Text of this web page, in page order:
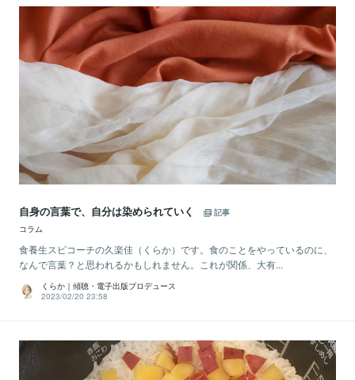
自身の言葉で、自分は染められていく
記事
コラム
食養生スピコーチの久楽佳（くらか）です。食のことをやっているのに、
なんで言葉？と思われるかもしれません。これが関係、大有...
くらか｜傾聴・電子出版プロデュース
2023/02/20 23:58